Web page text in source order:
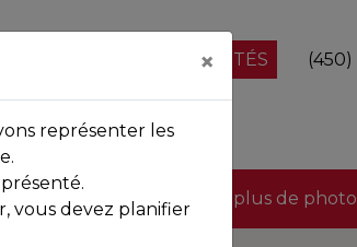
NOS PROPRIÉTÉS
Voir plus de
×
représenter les
vous devez planifier